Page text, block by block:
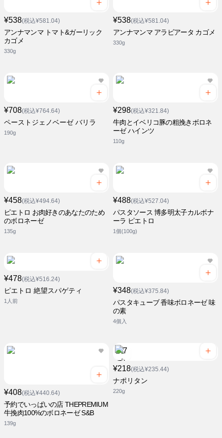
¥538(税込¥581.04)
アンナマンマ トマト&ガーリック
カゴメ
330g
¥538(税込¥581.04)
アンナマンマ アラビアータ カゴメ
330g
¥708(税込¥764.64)
ペーストジェノベーゼ バリラ
190g
¥298(税込¥321.84)
牛肉とイベリコ豚の粗挽きボロネ
ーゼ ハインツ
110g
¥458(税込¥494.64)
ピエトロ お肉好きのあなたのため
のボロネーゼ
135g
¥488(税込¥527.04)
パスタソース 博多明太子カルボナ
ーラ ピエトロ
1個(100g)
¥478(税込¥516.24)
ピエトロ 絶望スパゲティ
1人前
¥348(税込¥375.84)
パスタキューブ 香味ボロネーゼ 味
の素
4個入
¥408(税込¥440.64)
予約でいっぱいの店 THEPREMIUM
牛挽肉100%のボロネーゼ S&B
139g
¥218(税込¥235.44)
ナポリタン
220g